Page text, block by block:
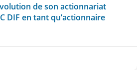
de son actionnariat
DIF en tant qu’actionnaire